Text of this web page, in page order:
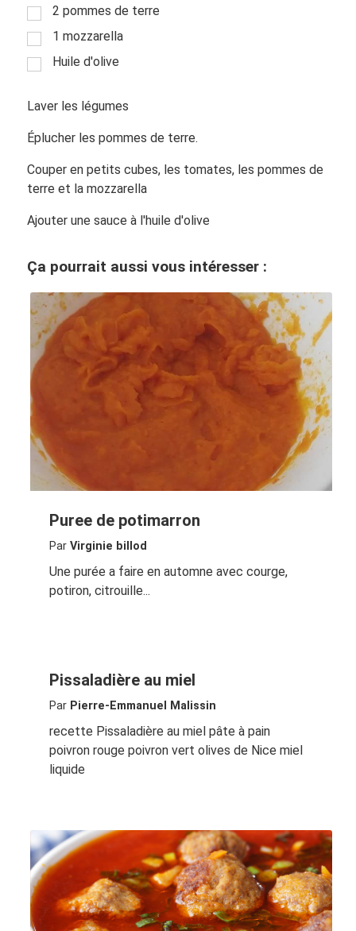
2 pommes de terre
1 mozzarella
Huile d'olive
Laver les légumes
Éplucher les pommes de terre.
Couper en petits cubes, les tomates, les pommes de
terre et la mozzarella
Ajouter une sauce à l'huile d'olive
Ça pourrait aussi vous intéresser :
Puree de potimarron
Par Virginie billod
Une purée a faire en automne avec courge,
potiron, citrouille...
Pissaladière au miel
Par Pierre-Emmanuel Malissin
recette Pissaladière au miel pâte à pain
poivron rouge poivron vert olives de Nice miel
liquide